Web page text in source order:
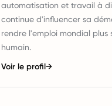
automatisation et travail à
continue d'influencer sa
rendre l'emploi mondial plus
humain.
Voir le profil→